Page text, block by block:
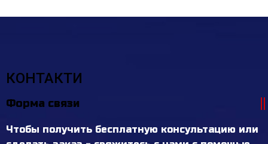
Форма связи
КОНТАКТИ
Чтобы получить бесплатную консультацию или